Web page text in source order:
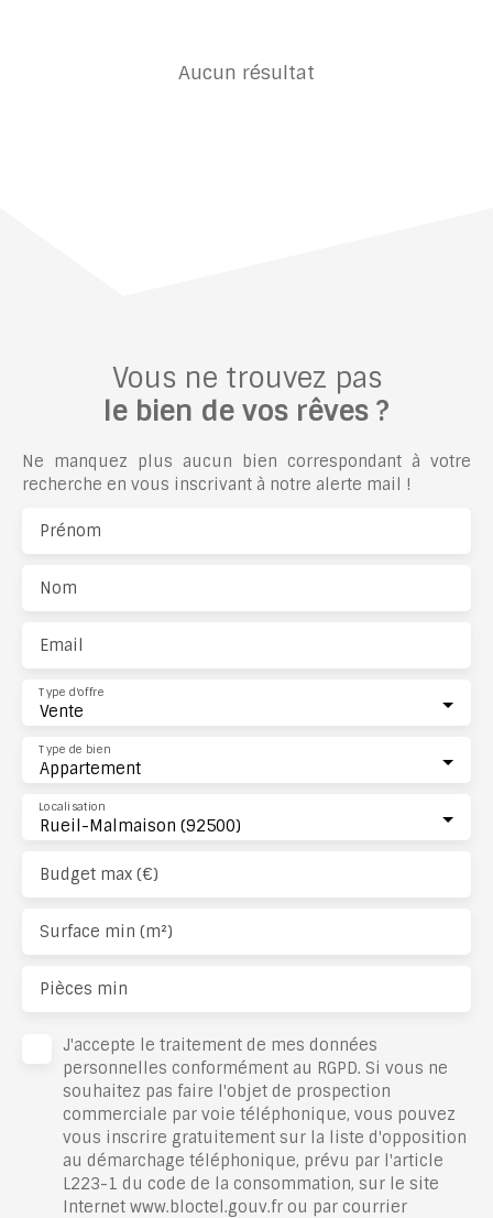
Aucun résultat
Vous ne trouvez pas
le bien de vos rêves ?
Ne manquez plus aucun bien correspondant à votre
recherche en vous inscrivant à notre alerte mail !
Prénom
Nom
Email
Vente
Type d'offre
Appartement
Type de bien
Rueil-Malmaison (92500)
Localisation
Budget max (€)
Surface min (m²)
Pièces min
J'accepte le traitement de mes données
personnelles conformément au RGPD. Si vous ne
souhaitez pas faire l'objet de prospection
commerciale par voie téléphonique, vous pouvez
vous inscrire gratuitement sur la liste d'opposition
au démarchage téléphonique, prévu par l'article
L223-1 du code de la consommation, sur le site
Internet www.bloctel.gouv.fr ou par courrier